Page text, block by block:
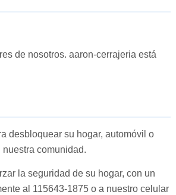
de nosotros. aaron-cerrajeria está
desbloquear su hogar, automóvil o
comunidad.
la seguridad de su hogar, con un
al 115643-1875 o a nuestro celular